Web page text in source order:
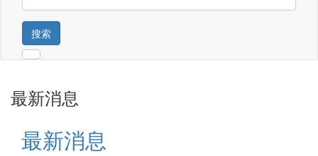
搜索
最新消息
最新消息